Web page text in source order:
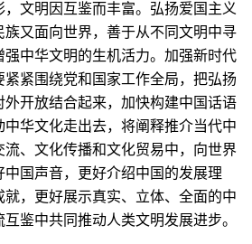
文明因互鉴而丰富。弘扬爱国主义
又面向世界，善于从不同文明中寻
强中华文明的生机活力。加强新时代
紧围绕党和国家工作全局，把弘扬
外开放结合起来，加快构建中国话语
华文化走出去，将阐释推介当代中
流、文化传播和文化贸易中，向世界
国声音，更好介绍中国的发展理
，更好展示真实、立体、全面的中
鉴中共同推动人类文明发展进步。